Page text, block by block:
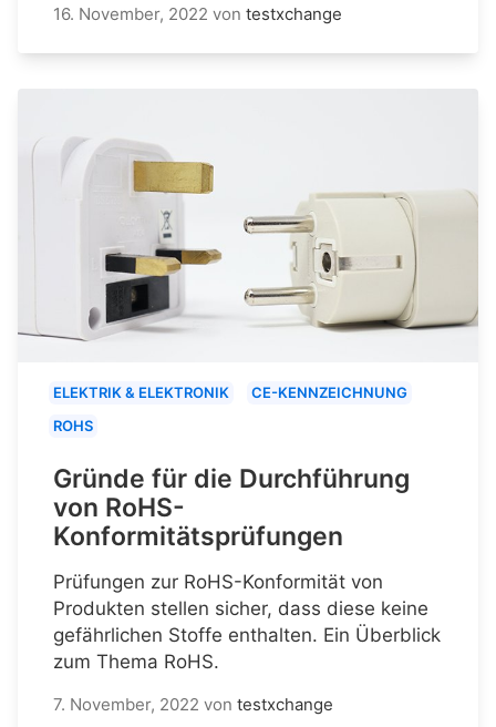
16. November, 2022 von testxchange
ELEKTRIK & ELEKTRONIK
CE-KENNZEICHNUNG
ROHS
Gründe für die Durchführung
von RoHS-
Konformitätsprüfungen
Prüfungen zur RoHS-Konformität von
Produkten stellen sicher, dass diese keine
gefährlichen Stoffe enthalten. Ein Überblick
zum Thema RoHS.
7. November, 2022 von testxchange